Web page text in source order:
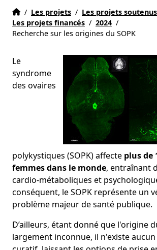
Accueil
Accueil
/ Les projets / Les projets soutenus
Les projets financés / 2024 /
Recherche sur les origines du SOPK
Le
syndrome
des ovaires
polykystiques (SOPK) affecte plus de
femmes dans le monde, entraînant
cardio-métaboliques et
conséquent, le SOPK représente un
problème majeur de santé publique.
D’ailleurs, étant donné que l'origine
largement inconnue, il n'existe